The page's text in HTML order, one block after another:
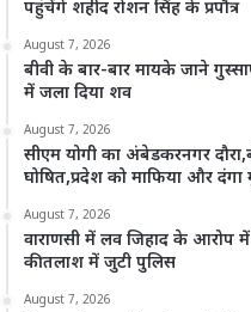
पहुंचेंगे शहीद रोशन सिंह के प्रपौत्र
August 7, 2026
बीवी के बार-बार मायके जाने
में जला दिया शव
August 7, 2026
सीएम योगी का अंबेडकरनगर
घोषित,प्रदेश को माफिया और दंगा
August 7, 2026
वाराणसी में लव जिहाद के आरोप
की तलाश में जुटी पुलिस
August 7, 2026